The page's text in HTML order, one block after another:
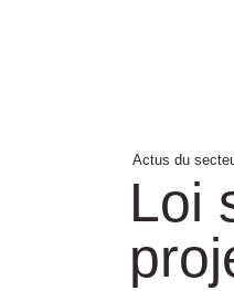
Actus du
Loi